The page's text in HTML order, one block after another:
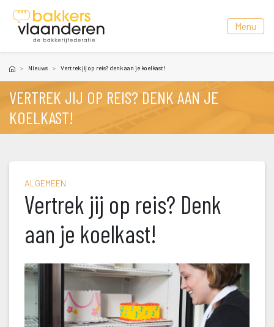
Menu
Nieuw Vertrek jij op reis? denk aan je koelkast!
VERTREK JIJ OP REIS? DENK AAN JE
KOELKAST!
ALGEMEEN
Vertrek jij op reis? Denk
aan je koelkast!